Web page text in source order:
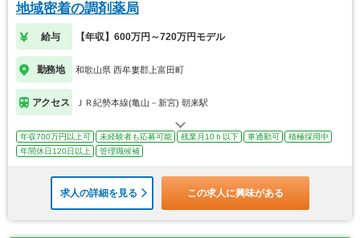
地域密着の調剤薬局
給与 【年収】600万円～720万円モデル
勤務地 和歌山県 西牟婁郡上富田町
アクセス ＪＲ紀勢本線(亀山－新宮) 朝来駅
年収700万円以上可 未経験者も応募可能 残業月10ｈ以下 車通勤可
積極採用中
年間休日120日以上
管理職候補
求人の詳細を見る この求人に興味がある